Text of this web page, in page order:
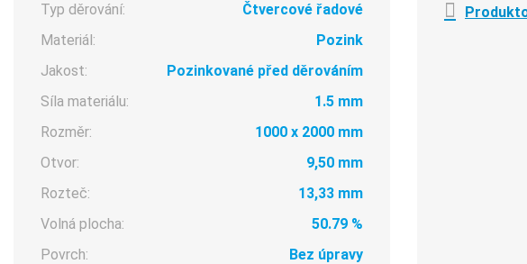
Typ děrování:
Čtvercové řadové
Materiál:
Pozink
Jakost:
Pozinkované před děrováním
Síla materiálu:
1.5 mm
Rozměr:
1000 x 2000 mm
Otvor:
9,50 mm
Rozteč:
13,33 mm
Volná plocha:
50.79 %
Povrch:
Bez úpravy